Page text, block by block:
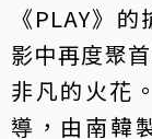
《PLAY》
影中再度聚
非凡的火花
導，由南韓